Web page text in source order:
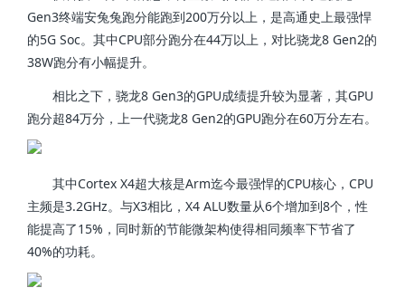
Gen3终端安兔兔跑分能跑到200万分以上，是高通史上最强悍
的5G Soc。其中CPU部分跑分在44万以上，对比骁龙8 Gen2的
38W跑分有小幅提升。
相比之下，骁龙8 Gen3的GPU成绩提升较为显著，其GPU
跑分超84万分，上一代骁龙8 Gen2的GPU跑分在60万分左右。
其中Cortex X4超大核是Arm迄今最强悍的CPU核心，CPU
主频是3.2GHz。与X3相比，X4 ALU数量从6个增加到8个，性
能提高了15%，同时新的节能微架构使得相同频率下节省了
40%的功耗。